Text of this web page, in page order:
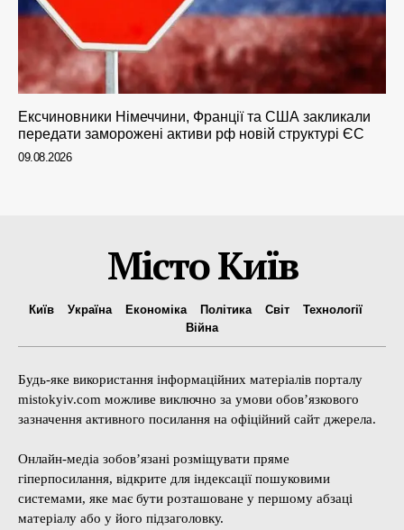
Ексчиновники Німеччини, Франції та США закликали
передати заморожені активи рф новій структурі ЄС
09.08.2026
Місто Київ
Київ Україна Економіка Політика Світ
Технології
Війна
Будь-яке використання інформаційних матеріалів порталу
mistokyiv.com можливе виключно за умови обов’язкового
зазначення активного посилання на офіційний сайт джерела.
Онлайн-медіа зобов’язані розміщувати пряме
гіперпосилання, відкрите для індексації пошуковими
системами, яке має бути розташоване у першому абзаці
матеріалу або у його підзаголовку.